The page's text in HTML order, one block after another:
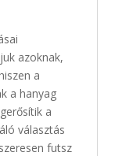
azoknak,
a
a hanyag
a
választás
futsz